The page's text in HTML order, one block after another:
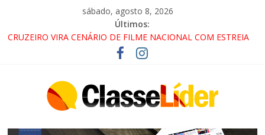
sábado, agosto 8, 2026
Últimos:
CRUZEIRO VIRA CENÁRIO DE FILME NACIONAL COM ESTREIA
PROMOTOR DO GAECO
ACESSO À APARECIDA NA DUTRA SERÁ BLOQUEADO NO FIM
ALTERNATIVAS